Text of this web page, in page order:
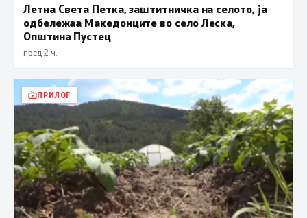
Летна Света Петка, заштитничка на селото, ја
одбележаа Македонците во село Леска,
Општина Пустец
пред 2 ч.
ПРИЛОГ